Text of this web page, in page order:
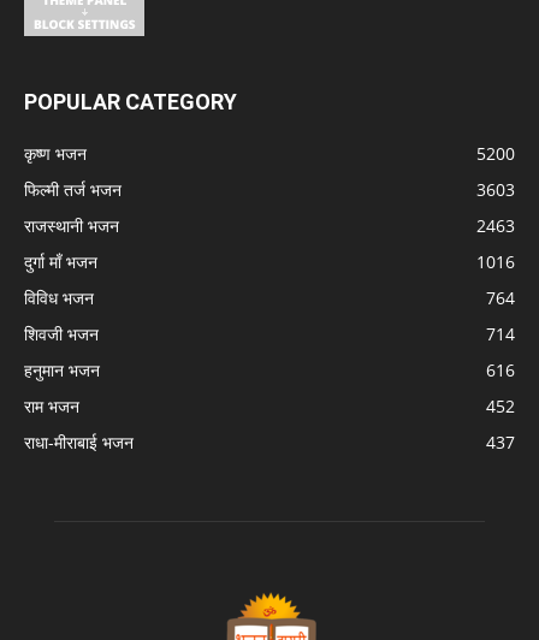
POPULAR CATEGORY
कृष्ण भजन
5200
फिल्मी तर्ज भजन
3603
राजस्थानी भजन
2463
दुर्गा माँ भजन
1016
विविध भजन
764
शिवजी भजन
714
हनुमान भजन
616
राम भजन
452
राधा-मीराबाई भजन
437